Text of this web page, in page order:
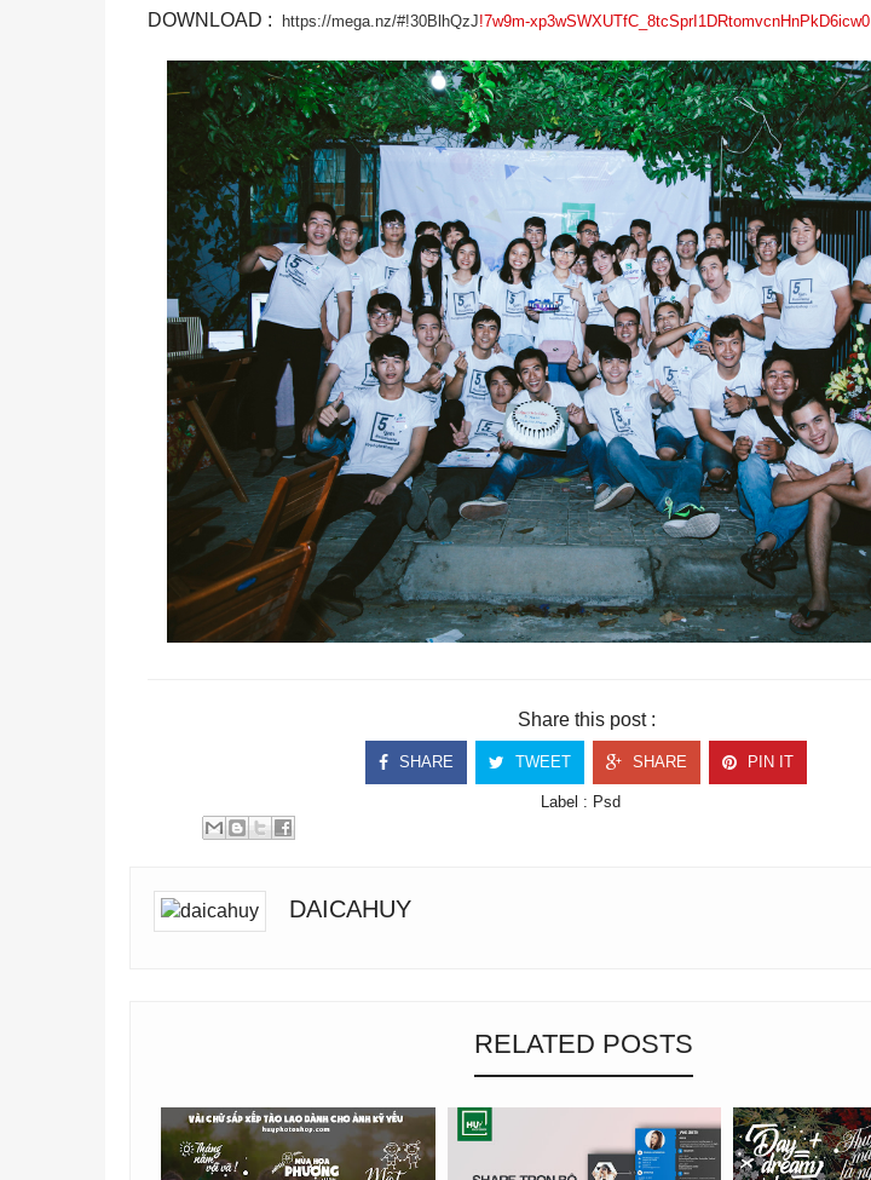
DOWNLOAD : https://mega.nz/#!30BlhQzJ!7w9m-xp3wSWXUTfC_8tcSprI1DRtomvcnHnPkD6icw0
Share this post :
SHARE TWEET SHARE PIN IT
Label : Psd
DAICAHUY
RELATED POSTS